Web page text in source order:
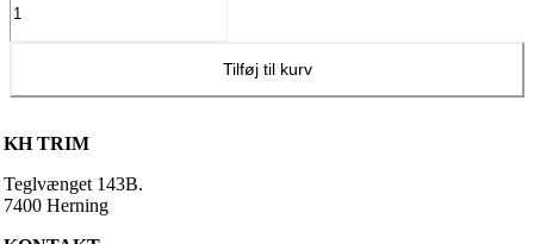
BorgWarner
EFR-
Tilføj til kurv
KH TRIM
Teglvænget 143B.
7400 Herning